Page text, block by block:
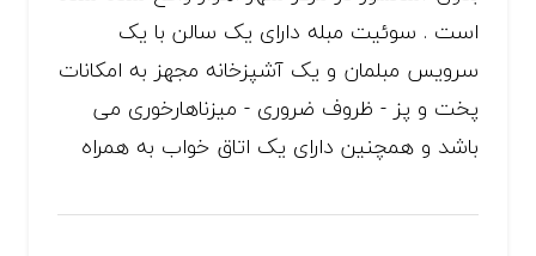
است . سوئیت مبله دارای یک سالن با یک
سرویس مبلمان و یک آشپزخانه مجهز به امکانات
پخت و پز - ظروف ضروری - میزناهارخوری می
باشد و همچنین دارای یک اتاق خواب به همراه